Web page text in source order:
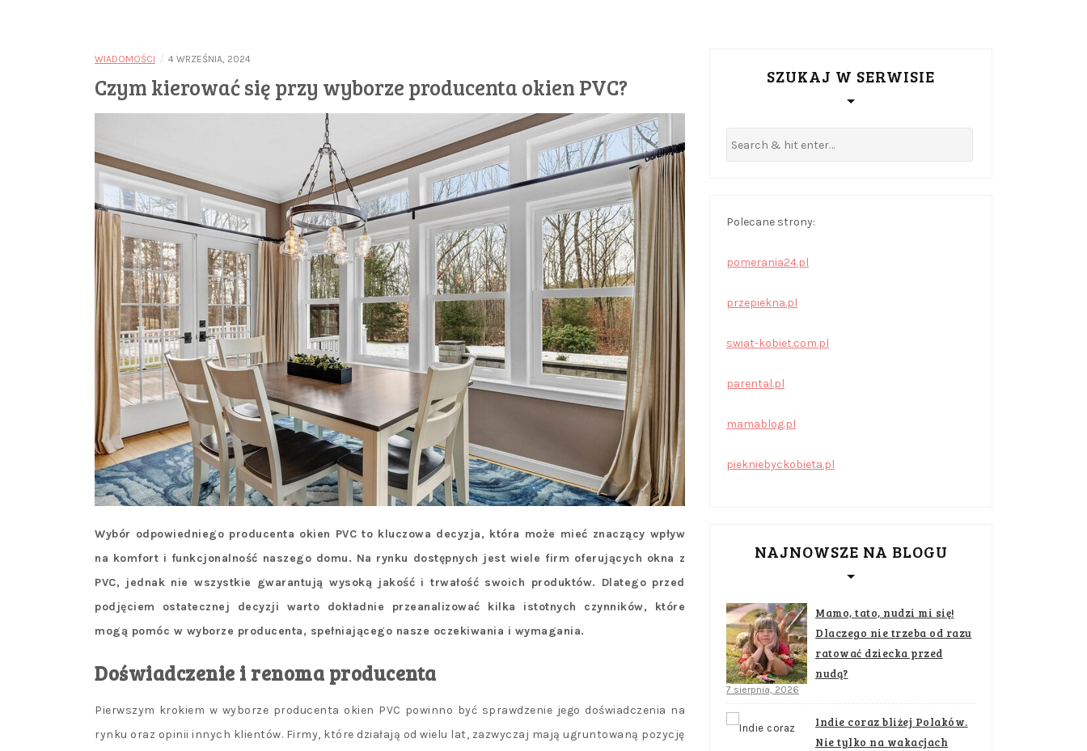
WIADOMOŚCI / 4 WRZEŚNIA, 2024
Czym kierować się przy wyborze producenta okien PVC?
Wybór odpowiedniego producenta okien PVC to kluczowa decyzja, która może mieć znaczący wpływ
na komfort i funkcjonalność naszego domu. Na rynku dostępnych jest wiele firm oferujących okna z
PVC, jednak nie wszystkie gwarantują wysoką jakość i trwałość swoich produktów. Dlatego przed
podjęciem ostatecznej decyzji warto dokładnie przeanalizować kilka istotnych czynników, które
mogą pomóc w wyborze producenta, spełniającego nasze oczekiwania i wymagania.
Doświadczenie i renoma producenta
Pierwszym krokiem w wyborze producenta okien PVC powinno być sprawdzenie jego doświadczenia na
rynku oraz opinii innych klientów. Firmy, które działają od wielu lat, zazwyczaj mają ugruntowaną pozycję
SZUKAJ W SERWISIE
Polecane strony:
pomerania24.pl
przepiekna.pl
swiat-kobiet.com.pl
parental.pl
mamablog.pl
piekniebyckobieta.pl
NAJNOWSZE NA BLOGU
Mamo, tato, nudzi mi się!
Dlaczego nie trzeba od razu
ratować dziecka przed
nudą?
7 sierpnia, 2026
Indie coraz bliżej Polaków.
Nie tylko na wakacjach